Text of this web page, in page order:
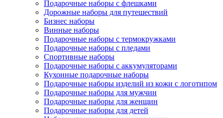
Подарочные наборы с флешками
Дорожные наборы для путешествий
Бизнес наборы
Винные наборы
Подарочные наборы с термокружками
Подарочные наборы с пледами
Спортивные наборы
Подарочные наборы с аккумуляторами
Кухонные подарочные наборы
Подарочные наборы изделий из кожи с логотипом
Подарочные наборы для мужчин
Подарочные наборы для женщин
Подарочные наборы для детей